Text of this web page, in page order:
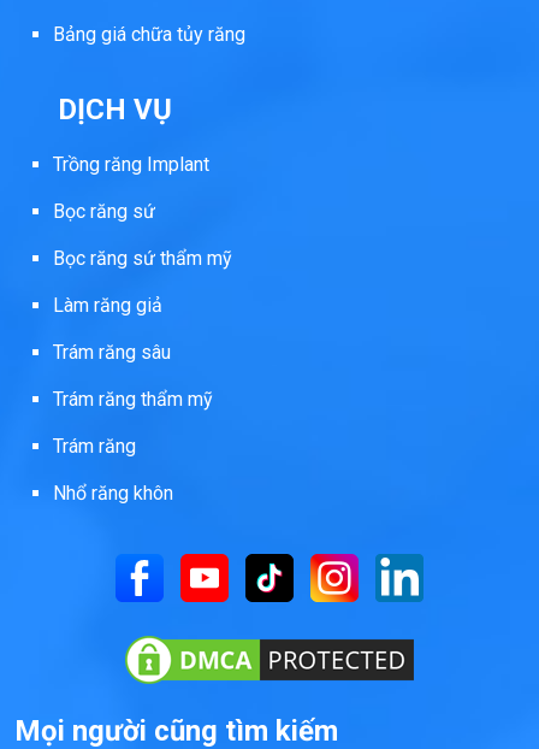
Bảng giá chữa tủy răng
DỊCH VỤ
Trồng răng Implant
Bọc răng sứ
Bọc răng sứ thẩm mỹ
Làm răng giả
Trám răng sâu
Trám răng thẩm mỹ
Trám răng
Nhổ răng khôn
Mọi người cũng tìm kiếm